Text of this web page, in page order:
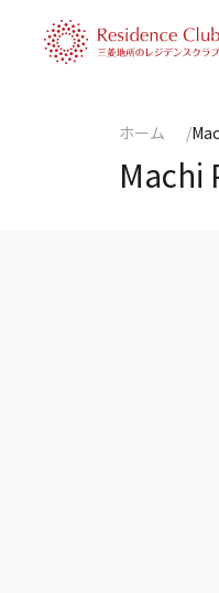
ホーム
Machi